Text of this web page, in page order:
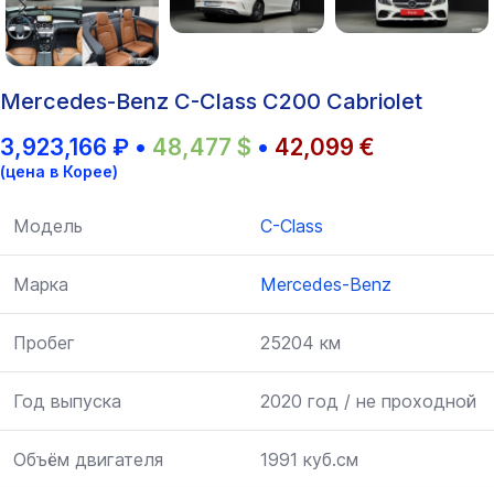
Mercedes-Benz C-Class C200 Cabriolet
3,923,166 ₽ • 48,477 $ • 42,099 €
(цена в Корее)
Модель C-Class
Марка Mercedes-Benz
Пробег 25204 км
Год выпуска 2020 год / не проходной
Объём двигателя 1991 куб.см